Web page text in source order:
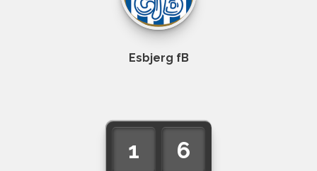
1 6
Esbjerg fB